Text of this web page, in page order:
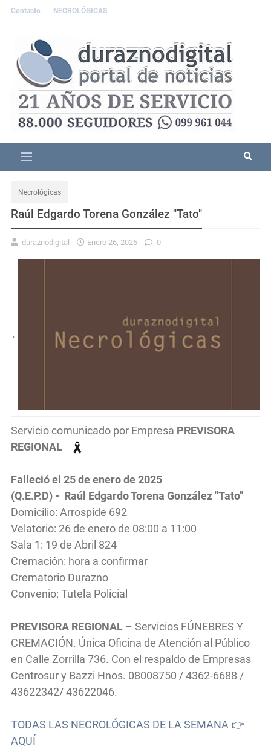
Contacto NECROLÓGICAS
Necrológicas
Raúl Edgardo Torena González "Tato"
duraznodigital Enero 26, 2025 0
.
Servicio comunicado por Empresa PREVISORA
REGIONAL
Falleció el 25 de enero de 2025
(Q.E.P.D) - Raúl Edgardo Torena González "Tato"
Domicilio: Arrospide 692
Velatorio: 26 de enero de 08:00 a 11:00
Sala 1: 19 de Abril 824
Cremación: hora a confirmar
Crematorio Durazno
Convenio: Tutela Policial
PREVISORA REGIONAL – Servicios FÚNEBRES Y
CREMACIÓN. Única Oficina de Atención al Público
en Calle Zorrilla 736. Con el respaldo de Empresas
Centrosur y Bazzi Hnos. 08008750 / 4362-6688 /
43622342/ 43622046.
TODAS LAS NECROLÓGICAS DE LA SEMANA 👉
AQUÍ